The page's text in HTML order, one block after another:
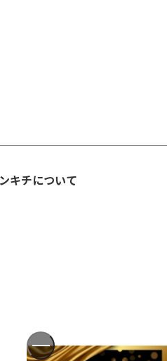
キチについて